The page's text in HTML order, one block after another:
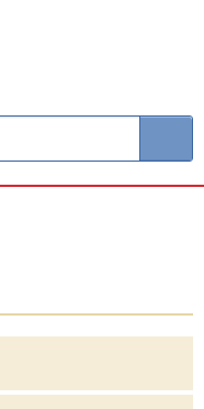
g
e
n
m
u
e
S
ø